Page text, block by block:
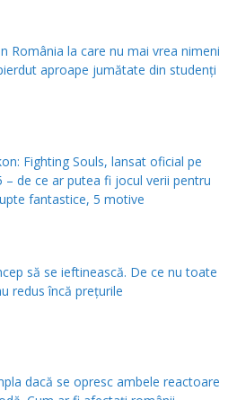
România la care nu mai vrea nimeni
aproape jumătate din studenţi
Fighting Souls, lansat oficial pe
– de ce ar putea fi jocul verii pentru
fantastice, 5 motive
să se ieftinească. De ce nu toate
redus încă prețurile
dacă se opresc ambele reactoare